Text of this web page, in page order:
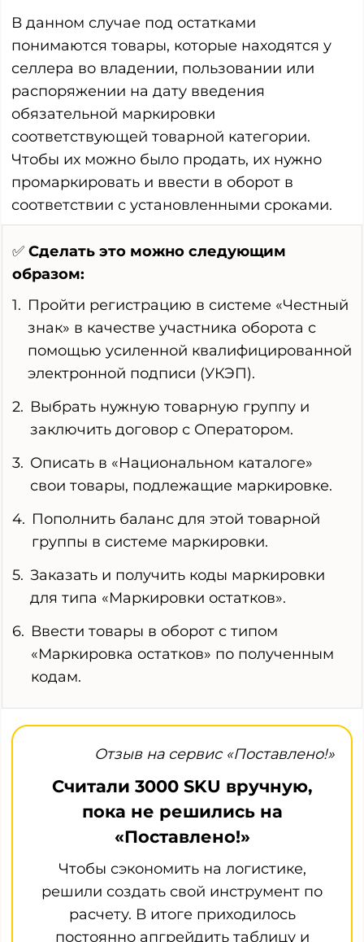
В данном случае под остатками
понимаются товары, которые находятся у
селлера во владении, пользовании или
распоряжении на дату введения
обязательной маркировки
соответствующей товарной категории.
Чтобы их можно было продать, их нужно
промаркировать и ввести в оборот в
соответствии с установленными сроками.
✅ Сделать это можно следующим
образом:
Пройти регистрацию в системе «Честный
знак» в качестве участника оборота с
помощью усиленной квалифицированной
электронной подписи (УКЭП).
Выбрать нужную товарную группу и
заключить договор с Оператором.
Описать в «Национальном каталоге»
свои товары, подлежащие маркировке.
Пополнить баланс для этой товарной
группы в системе маркировки.
Заказать и получить коды маркировки
для типа «Маркировки остатков».
Ввести товары в оборот с типом
«Маркировка остатков» по полученным
кодам.
Отзыв на сервис «Поставлено!»
Считали 3000 SKU вручную,
пока не решились на
«Поставлено!»
Чтобы сэкономить на логистике,
решили создать свой инструмент по
расчету. В итоге приходилось
постоянно апгрейдить таблицу и